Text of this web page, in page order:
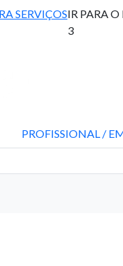
SERVIÇOSIR PARA
3
PROFISSIONAL /